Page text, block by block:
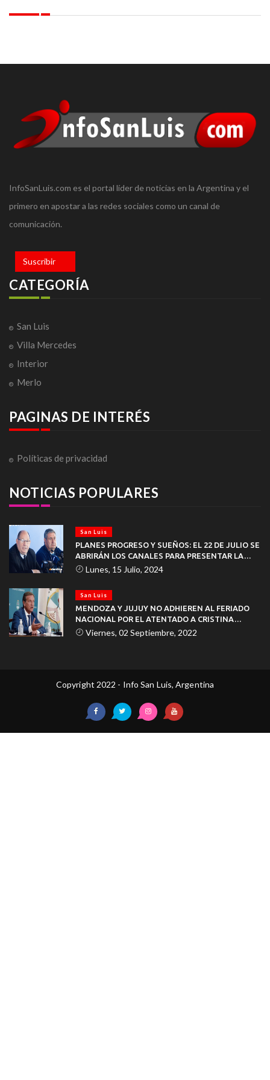
InfoSanLuis.com es el portal líder de noticias en la Argentina y el
primero en apostar a las redes sociales como un canal de
comunicación.
Suscribir
CATEGORÍA
San Luis
Villa Mercedes
Interior
Merlo
PAGINAS DE INTERÉS
Políticas de privacidad
NOTICIAS POPULARES
San Luis
PLANES PROGRESO Y SUEÑOS: EL 22 DE JULIO SE
ABRIRÁN LOS CANALES PARA PRESENTAR LA
DOCUMENTACIÓN
Lunes, 15 Julio, 2024
San Luis
MENDOZA Y JUJUY NO ADHIEREN AL FERIADO
NACIONAL POR EL ATENTADO A CRISTINA
KIRCHNER
Viernes, 02 Septiembre, 2022
Copyright 2022 - Info San Luis, Argentina